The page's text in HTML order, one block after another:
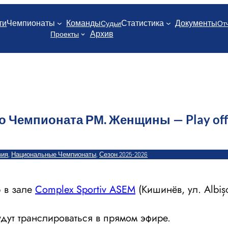
Чемпионаты КомандыСудьиСтатистика Документы
Проекты
Архив
Чемпионата РМ. Женщины — Play off
, Национальные Чемпионаты, Сезон 2025-2026
зале Complex Sportiv ASEM (Кишинёв, ул.
транслироваться в прямом эфире.